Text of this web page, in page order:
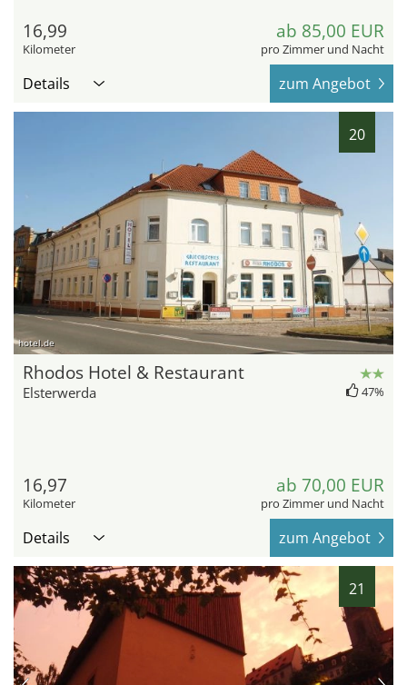
16,99
Kilometer
ab 85,00 EUR
pro Zimmer und Nacht
Details zum Angebot
20
hotel.de
Rhodos Hotel & Restaurant
Elsterwerda 47%
16,97
Kilometer
ab 70,00 EUR
pro Zimmer und Nacht
Details zum Angebot
21